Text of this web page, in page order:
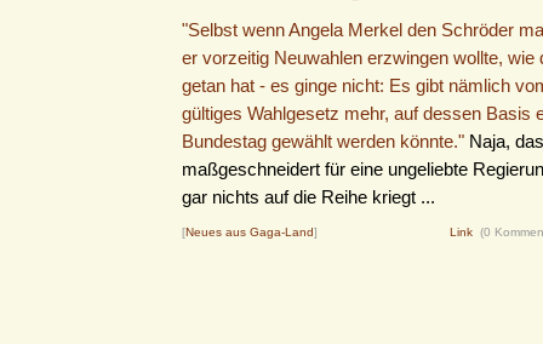
"Selbst wenn Angela Merkel den Schröder
er vorzeitig Neuwahlen erzwingen wollte, wie
getan hat - es ginge nicht: Es gibt nämlich
gültiges Wahlgesetz mehr, auf dessen Basis
Bundestag gewählt werden könnte." Naja,
maßgeschneidert für eine ungeliebte
gar nichts auf die Reihe kriegt ...
[Neues aus Gaga-Land] Link (0